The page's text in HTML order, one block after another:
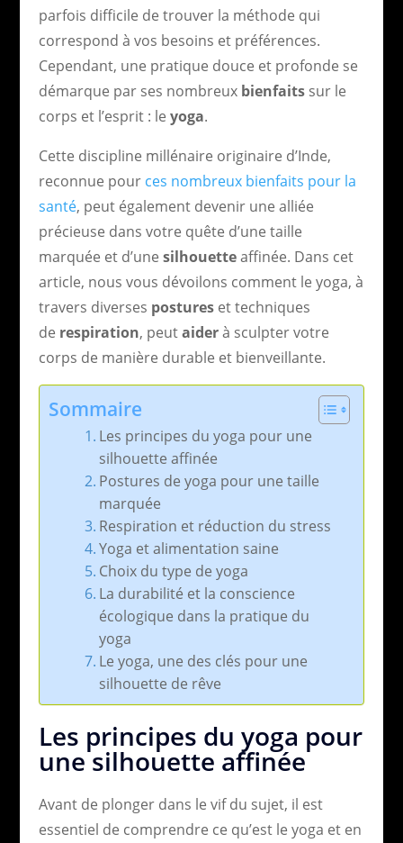
parfois difficile de trouver la méthode qui
correspond à vos besoins et préférences.
Cependant, une pratique douce et profonde se
démarque par ses nombreux bienfaitssur le
corps et l’esprit : le yoga.
Cette discipline millénaire originaire d’Inde,
reconnue pour ces nombreux bienfaits pour la
santé, peut également devenir une alliée
précieuse dans votre quête d’une taille
marquée et d’une silhouetteaffinée. Dans cet
article, nous vous dévoilons comment le yoga, à
travers diverses postureset techniques
de respiration, peutaiderà sculpter votre
corps de manière durable et bienveillante.
Sommaire
Les principes du yoga pour une
silhouette affinée
Postures de yoga pour une taille
marquée
Respiration et réduction du stress
Yoga et alimentation saine
Choix du type de yoga
La durabilité et la conscience
écologique dans la pratique du
yoga
Le yoga, une des clés pour une
silhouette de rêve
Les principes du yoga pour
une silhouette affinée
Avant de plonger dans le vif du sujet, il est
essentiel de comprendre ce qu’est le yoga et en